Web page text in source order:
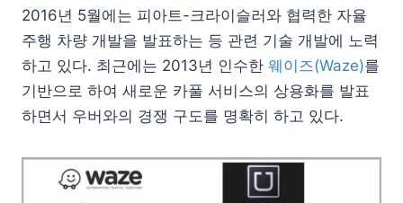
2016년 5월에는 피아트-크라이슬러와 협력한 자율
주행 차량 개발을 발표하는 등 관련 기술 개발에 노력
하고 있다. 최근에는 2013년 인수한 웨이즈(Waze)를
기반으로 하여 새로운 카풀 서비스의 상용화를 발표
하면서 우버와의 경쟁 구도를 명확히 하고 있다.